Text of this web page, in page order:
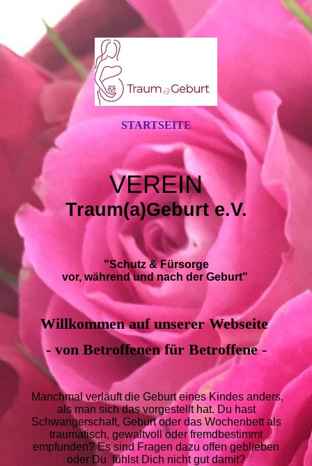
STARTSEITE
VEREIN
Traum(a)Geburt e.V.
"Schutz & Fürsorge
vor, während und nach der Geburt"
Willkommen auf unserer Webseite
- von Betroffenen für Betroffene -
Manchmal verläuft die Geburt eines Kindes anders,
als man sich das vorgestellt hat. Du hast
Schwangerschaft, Geburt oder das Wochenbett als
traumatisch, gewaltvoll oder fremdbestimmt
empfunden? Es sind Fragen dazu offen geblieben
oder Du fühlst Dich nicht gut damit?